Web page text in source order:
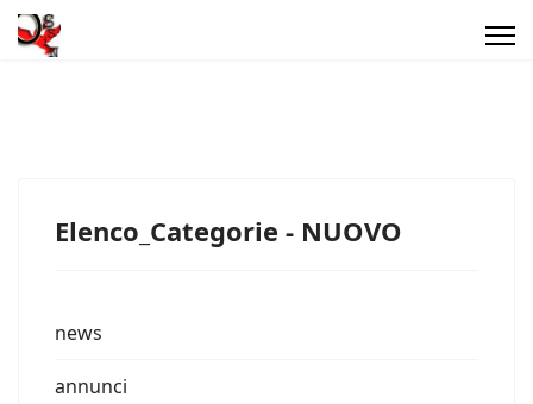
Elenco_Categorie - NUOVO
news
annunci